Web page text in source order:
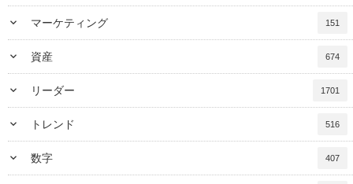
keyboard_arrow_down マーケティング 151
keyboard_arrow_down 資産 674
keyboard_arrow_down リーダー 1701
keyboard_arrow_down トレンド 516
keyboard_arrow_down 数字 407